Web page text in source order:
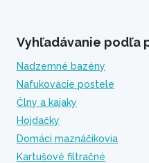
Vyhľadávanie podľa
Nadzemné bazény
Nafukovacie postele
Člny a kajaky
Hojdačky
Domáci maznáčikovia
Kartušové filtračné